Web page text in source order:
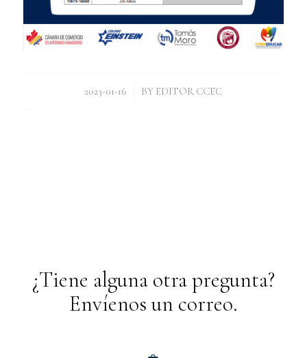
2023-01-16
/ BY EDITOR CCEC
¿Tiene alguna otra pregunta?
Envíenos un correo.